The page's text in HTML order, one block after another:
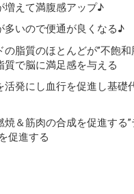
増えて満腹感アップ♪
多いので便通が良くなる♪
の脂質のほとんどが”不飽和
質で脳に満足感を与える
活発にし血行を促進し基礎
焼＆筋肉の合成を促進する
促進する